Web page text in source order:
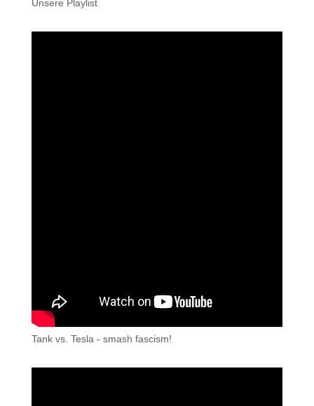
Unsere Playlist
Tank vs. Tesla - smash fascism!